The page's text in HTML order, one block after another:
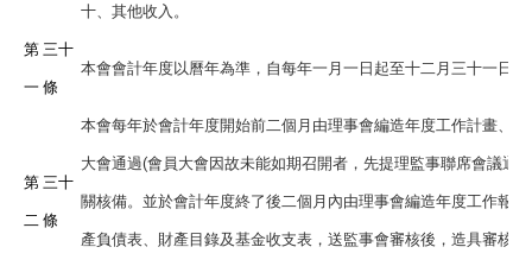
十、其他收入。
第 三十
一 條
本會會計年度以曆年為準，自每年一月一日起至十二月三十一日止
第 三十
二 條
本會每年於會計年度開始前二個月由理事會編造年度工作計畫、
大會通過(會員大會因故未能如期召開者，先提理監事聯席會議通
關核備。並於會計年度終了後二個月內由理事會編造年度工作報
產負債表、財產目錄及基金收支表，送監事會審核後，造具審核